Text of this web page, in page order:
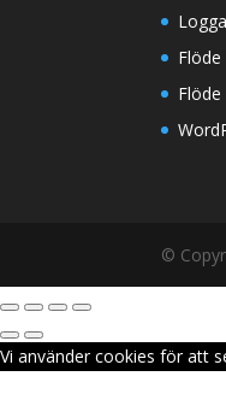
©
Vi använder cookies för att